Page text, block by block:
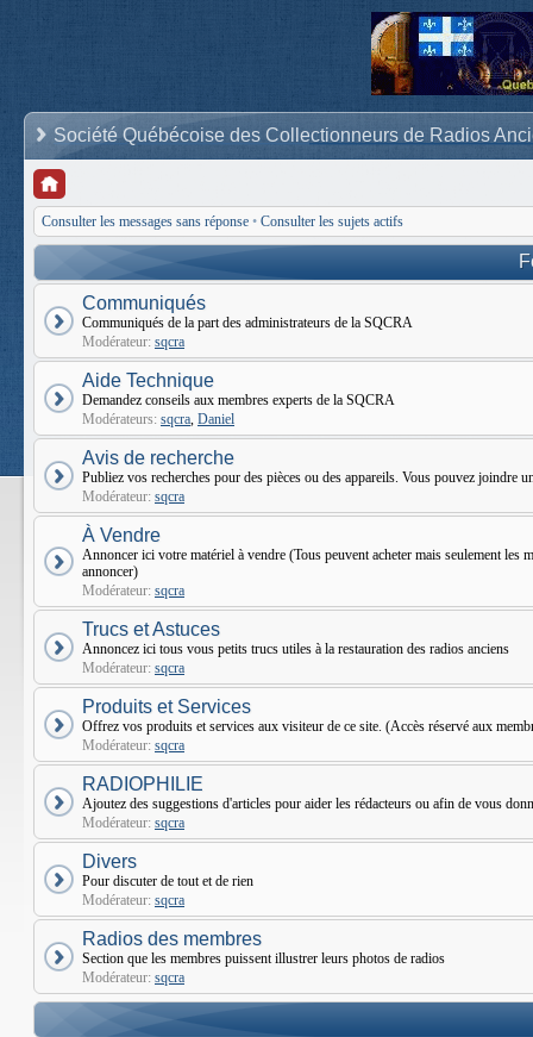
Société Québécoise des Collectionneurs de Radios
Consulter les messages sans réponse • Consulter les sujets actifs
Communiqués
Communiqués de la part des administrateurs de la SQCRA
Modérateur: sqcra
Aide Technique
Demandez conseils aux membres experts de la SQCRA
Modérateurs: sqcra, Daniel
Avis de recherche
Publiez vos recherches pour des pièces ou des appareils. Vous pouvez joindre
Modérateur: sqcra
À Vendre
Annoncer ici votre matériel à vendre (Tous peuvent acheter mais seulement les
annoncer)
Modérateur: sqcra
Trucs et Astuces
Annoncez ici tous vous petits trucs utiles à la restauration des radios anciens
Modérateur: sqcra
Produits et Services
Offrez vos produits et services aux visiteur de ce site. (Accès réservé aux
Modérateur: sqcra
RADIOPHILIE
Ajoutez des suggestions d'articles pour aider les rédacteurs ou afin de vous
Modérateur: sqcra
Divers
Pour discuter de tout et de rien
Modérateur: sqcra
Radios des membres
Section que les membres puissent illustrer leurs photos de radios
Modérateur: sqcra